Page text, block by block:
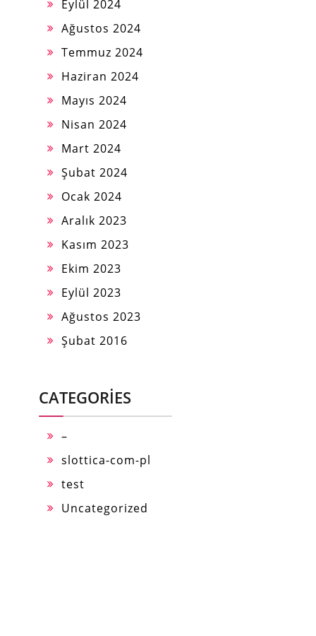
Eylül 2024
Ağustos 2024
Temmuz 2024
Haziran 2024
Mayıs 2024
Nisan 2024
Mart 2024
Şubat 2024
Ocak 2024
Aralık 2023
Kasım 2023
Ekim 2023
Eylül 2023
Ağustos 2023
Şubat 2016
CATEGORIES
–
slottica-com-pl
test
Uncategorized